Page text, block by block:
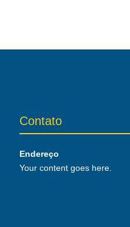
Contato
Endereço
Your content goes here.